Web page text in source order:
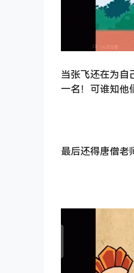
当张飞还在为自
一名！可谁知他
最后还得唐僧老